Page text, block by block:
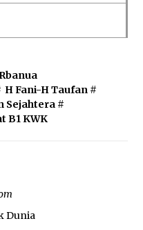
H Fani-H Taufan #
Sejahtera#
B1 KWK
Dunia